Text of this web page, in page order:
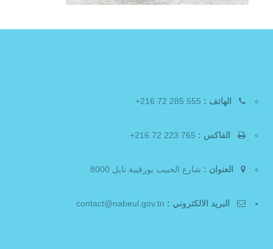
الهاتف :
الفاكس :
العنوان : شارع الحبيب بورقيبة نابل 8000
البريد الالكتروني :